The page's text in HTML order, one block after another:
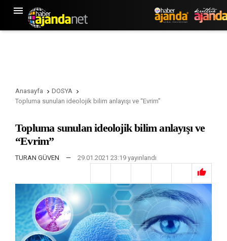

Anasayfa  DOSYA 
Topluma sunulan ideolojik bilim anlayışı ve “Evrim”
Topluma sunulan ideolojik bilim anlayışı ve
“Evrim”
TURAN GÜVEN — 29.01.2021 23:19 yayınlandı
